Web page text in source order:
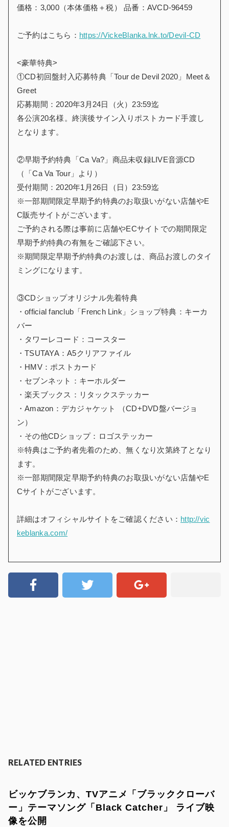
価格：3,000（本体価格＋税） 品番：AVCD-96459
ご予約はこちら： https://VickeBlanka.lnk.to/Devil-CD
<豪華特典>
①CD初回盤封入応募特典「Tour de Devil 2020」Meet＆
Greet
応募期間：2020年3月24日（火）23:59迄
各公演20名様。終演後サイン入りポストカード手渡し
となります。
②早期予約特典「Ca Va?」商品未収録LIVE音源CD
（「Ca Va Tour」より）
受付期間：2020年1月26日（日）23:59迄
※一部期間限定早期予約特典のお取扱いがない店舗やE
C販売サイトがございます。
ご予約される際は事前に店舗やECサイトでの期間限定
早期予約特典の有無をご確認下さい。
※期間限定早期予約特典のお渡しは、商品お渡しのタイ
ミングになります。
③CDショップオリジナル先着特典
・official fanclub「French Link」ショップ特典：キーカ
バー
・タワーレコード：コースター
・TSUTAYA：A5クリアファイル
・HMV：ポストカード
・セブンネット：キーホルダー
・楽天ブックス：リタックステッカー
・Amazon：デカジャケット （CD+DVD盤バージョ
ン）
・その他CDショップ：ロゴステッカー
※特典はご予約者先着のため、無くなり次第終了となり
ます。
※一部期間限定早期予約特典のお取扱いがない店舗やE
Cサイトがございます。
詳細はオフィシャルサイトをご確認ください： http://vic
keblanka.com/
RELATED ENTRIES
ビッケブランカ、TVアニメ「ブラッククローバ
ー」テーマソング「Black Catcher」 ライブ映
像を公開